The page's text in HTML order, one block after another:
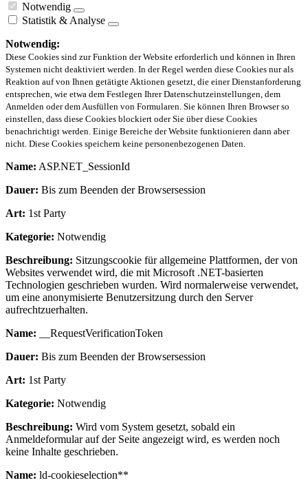
Notwendig
Statistik & Analyse
Notwendig:
Diese Cookies sind zur Funktion der Website erforderlich und können in Ihren
Systemen nicht deaktiviert werden. In der Regel werden diese Cookies nur als
Reaktion auf von Ihnen getätigte Aktionen gesetzt, die einer Dienstanforderung
entsprechen, wie etwa dem Festlegen Ihrer Datenschutzeinstellungen, dem
Anmelden oder dem Ausfüllen von Formularen. Sie können Ihren Browser so
einstellen, dass diese Cookies blockiert oder Sie über diese Cookies
benachrichtigt werden. Einige Bereiche der Website funktionieren dann aber
nicht. Diese Cookies speichern keine personenbezogenen Daten.
Name: ASP.NET_SessionId
Dauer: Bis zum Beenden der Browsersession
Art: 1st Party
Kategorie: Notwendig
Beschreibung: Sitzungscookie für allgemeine Plattformen, der von
Websites verwendet wird, die mit Microsoft .NET-basierten
Technologien geschrieben wurden. Wird normalerweise verwendet,
um eine anonymisierte Benutzersitzung durch den Server
aufrechtzuerhalten.
Name: __RequestVerificationToken
Dauer: Bis zum Beenden der Browsersession
Art: 1st Party
Kategorie: Notwendig
Beschreibung: Wird vom System gesetzt, sobald ein
Anmeldeformular auf der Seite angezeigt wird, es werden noch
keine Inhalte geschrieben.
Name: ld-cookieselection**